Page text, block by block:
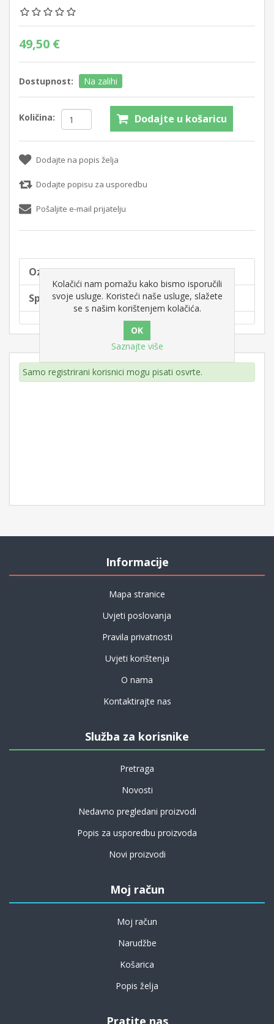
49,50 €
Dostupnost: Na zalihi
Količina: Dodajte u košaricu
Dodajte na popis želja
Dodajte popisu za usporedbu
Pošaljite e-mail prijatelju
Oznake proizvoda
Specifikacije proizvoda
Samo registrirani korisnici mogu pisati osvrte.
Informacije
Mapa stranice
Uvjeti poslovanja
Pravila privatnosti
Uvjeti korištenja
O nama
Kontaktirajte nas
Služba za korisnike
Pretraga
Novosti
Nedavno pregledani proizvodi
Popis za usporedbu proizvoda
Novi proizvodi
Moj račun
Moj račun
Narudžbe
Košarica
Popis želja
Pratite nas
Kolačići nam pomažu kako bismo isporučili
svoje usluge. Koristeći naše usluge, slažete
se s našim korištenjem kolačića.
Saznajte više